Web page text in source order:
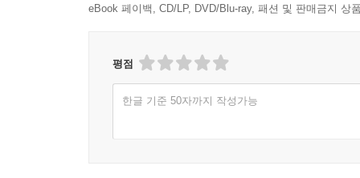
모두를 부자로 만들어야 한다는 것도 아니다. 최
eBook 페이백, CD/LP, DVD/Blu-ray, 패션 및 판매금지 상
평점
한글 기준 50자까지 작성가능